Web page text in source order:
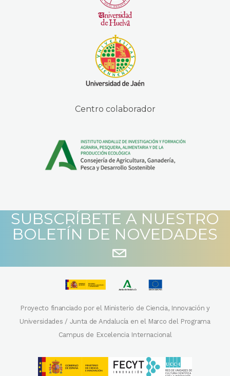
Centro colaborador
SUBSCRÍBETE A NUESTRO
BOLETÍN DE NOVEDADES
Proyecto financiado por el Ministerio de Ciencia, Innovación y
Universidades / Junta de Andalucía en el Marco del Programa
Campus de Excelencia Internacional